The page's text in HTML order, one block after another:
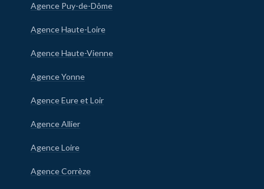
Agence Puy-de-Dôme
Agence Haute-Loire
Agence Haute-Vienne
Agence Yonne
Agence Eure et Loir
Agence Allier
Agence Loire
Agence Corrèze